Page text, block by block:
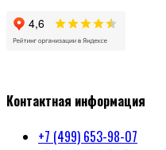
Контактная информация
+7 (499) 653-98-07